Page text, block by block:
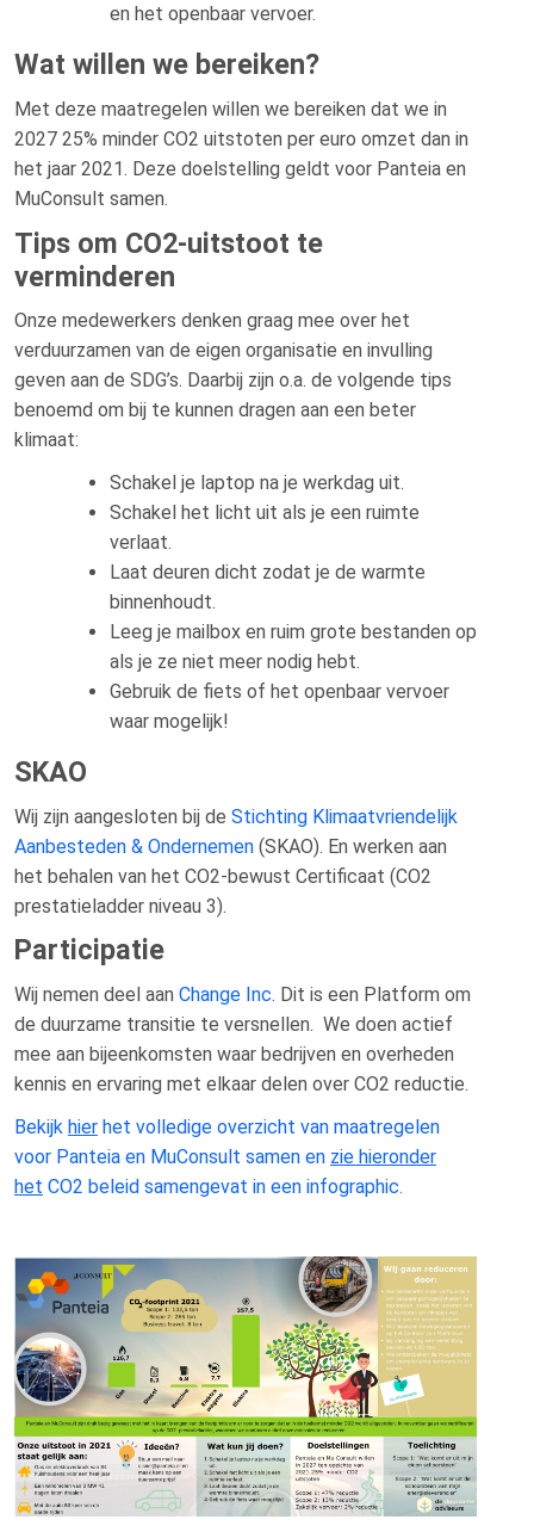
en het openbaar vervoer.
Wat willen we bereiken?
Met deze maatregelen willen we bereiken dat we in
2027 25% minder CO2 uitstoten per euro omzet dan in
het jaar 2021. Deze doelstelling geldt voor Panteia en
MuConsult samen.
Tips om CO2-uitstoot te
verminderen
Onze medewerkers denken graag mee over het
verduurzamen van de eigen organisatie en invulling
geven aan de SDG’s. Daarbij zijn o.a. de volgende tips
benoemd om bij te kunnen dragen aan een beter
klimaat:
Schakel je laptop na je werkdag uit.
Schakel het licht uit als je een ruimte
verlaat.
Laat deuren dicht zodat je de warmte
binnenhoudt.
Leeg je mailbox en ruim grote bestanden op
als je ze niet meer nodig hebt.
Gebruik de fiets of het openbaar vervoer
waar mogelijk!
SKAO
Wij zijn aangesloten bij de Stichting Klimaatvriendelijk
Aanbesteden & Ondernemen (SKAO). En werken aan
het behalen van het CO2-bewust Certificaat (CO2
prestatieladder niveau 3).
Participatie
Wij nemen deel aan Change Inc. Dit is een Platform om
de duurzame transitie te versnellen. We doen actief
mee aan bijeenkomsten waar bedrijven en overheden
kennis en ervaring met elkaar delen over CO2 reductie.
Bekijk hier het volledige overzicht van maatregelen
voor Panteia en MuConsult samen en zie hieronder
het CO2 beleid samengevat in een infographic.